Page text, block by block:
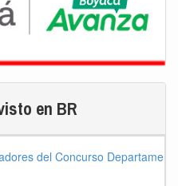
en BR
del Concurso